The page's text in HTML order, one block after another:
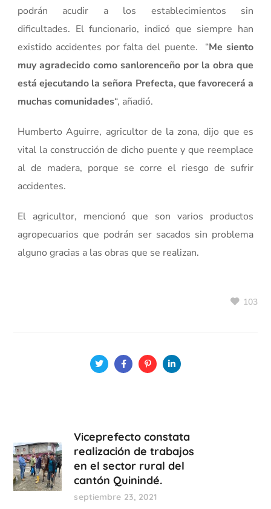
podrán acudir a los establecimientos sin
dificultades. El funcionario, indicó que siempre han
existido accidentes por falta del puente. “Me siento
muy agradecido como sanlorenceño por la obra que
está ejecutando la señora Prefecta, que favorecerá a
muchas comunidades“, añadió.
Humberto Aguirre, agricultor de la zona, dijo que es
vital la construcción de dicho puente y que reemplace
al de madera, porque se corre el riesgo de sufrir
accidentes.
El agricultor, mencionó que son varios productos
agropecuarios que podrán ser sacados sin problema
alguno gracias a las obras que se realizan.
103
Viceprefecto constata
realización de trabajos
en el sector rural del
cantón Quinindé.
septiembre 23, 2021